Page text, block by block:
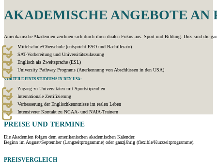
AKADEMISCHE ANGEBOTE AN
Amerikanische Akademien zeichnen sich durch ihren dualen Fokus aus: Sport und Bildung. Dies sind die
Mittelschule/Oberschule (entspricht ESO und Bachillerato)
SAT-Vorbereitung und Universitätszulassung
Englisch als Zweitsprache (ESL)
University Pathway Programs (Anerkennung von Abschlüssen in den USA)
VORTEILE EINES STUDIUMS IN DEN USA:
Zugang zu Universitäten mit Sportstipendien
Internationale Zertifizierung
Verbesserung der Englischkenntnisse im realen Leben
Intensiverer Kontakt zu NCAA- und NAIA-Trainern
PREISE UND TERMINE
Die Akademien folgen dem amerikanischen akademischen Kalender:
Beginn im August/September (Langzeitprogramme) oder ganzjährig (flexible/Kurzzeitprogramme).
PREISVERGLEICH